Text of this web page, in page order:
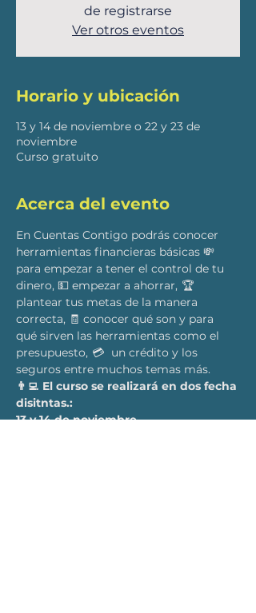
de registrarse
Ver otros eventos
Horario y ubicación
13 y 14 de noviembre o 22 y 23 de
noviembre
Curso gratuito
Acerca del evento
En Cuentas Contigo podrás conocer
herramientas financieras básicas 💸
para empezar a tener el control de tu
dinero, 💵 empezar a ahorrar,  🏆
plantear tus metas de la manera
correcta, 🧾 conocer qué son y para
qué sirven las herramientas como el
presupuesto,  💳   un crédito y los
seguros entre muchos temas más.
👨‍💻  El curso se realizará en dos fecha
disitntas.:
13 y 14 de noviembre